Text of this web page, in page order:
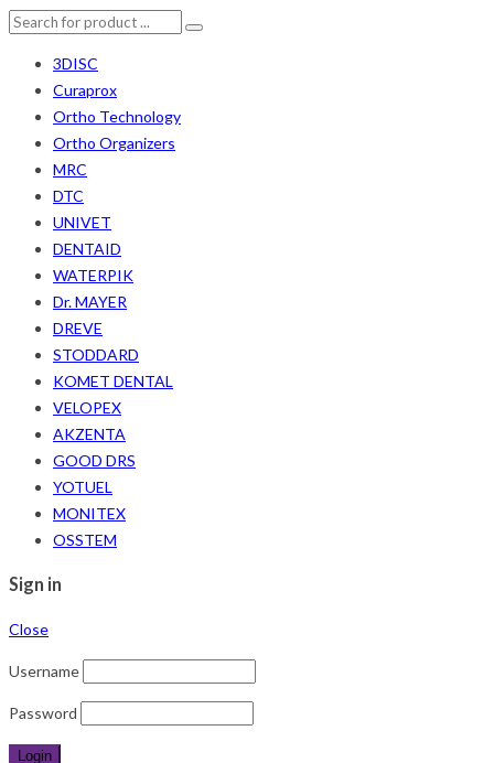
3DISC
Curaprox
Ortho Technology
Ortho Organizers
MRC
DTC
UNIVET
DENTAID
WATERPIK
Dr. MAYER
DREVE
STODDARD
KOMET DENTAL
VELOPEX
AKZENTA
GOOD DRS
YOTUEL
MONITEX
OSSTEM
Sign in
Close
Username
Password